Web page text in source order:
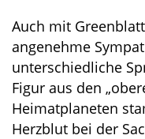
Auch mit
angenehme
unterschiedliche
Figur aus den
Heimatplaneten
Herzblut bei der